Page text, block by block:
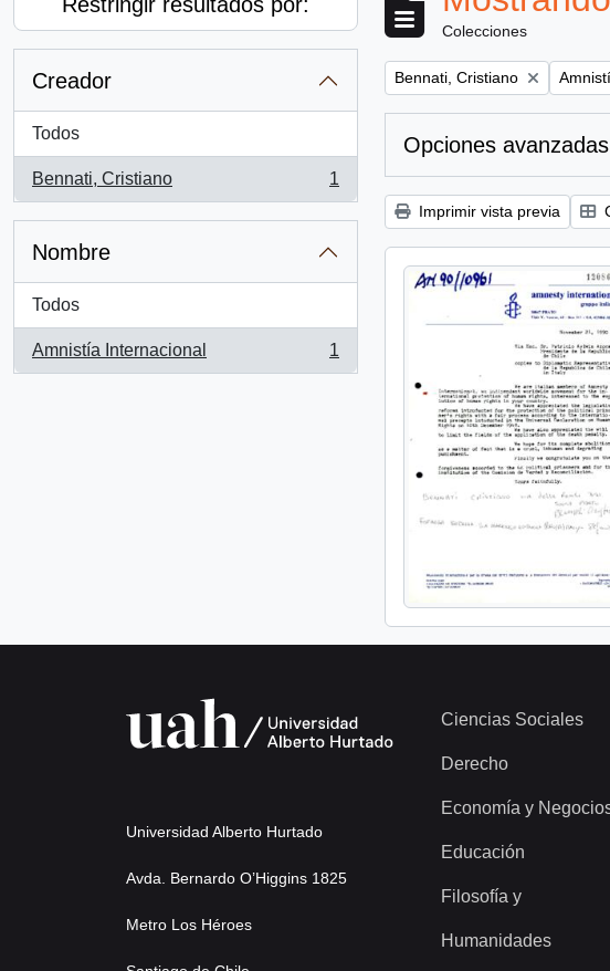
Creador
Todos
Bennati, Cristiano
, 1 resultados
1
Nombre
Todos
Amnistía Internacional
, 1 resultados
1
Colecciones
Remove filter:
Bennati, Cristiano
Opciones
Imprimir vista previa
Universidad Alberto Hurtado
Avda. Bernardo O’Higgins 1825
Metro Los Héroes
Ciencias Sociales
Derecho
Economía y
Educación
Filosofía y
Humanidades